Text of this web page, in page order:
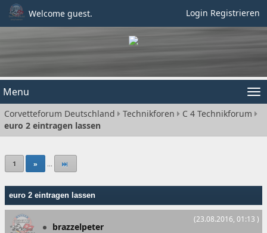
Welcome guest. Login Registrieren
Menu
Corvetteforum Deutschland Technikforen
C 4 Technikforum
euro 2 eintragen lassen
1 » ...
euro 2 eintragen lassen
(23.08.2016, 01:13 )
brazzelpeter